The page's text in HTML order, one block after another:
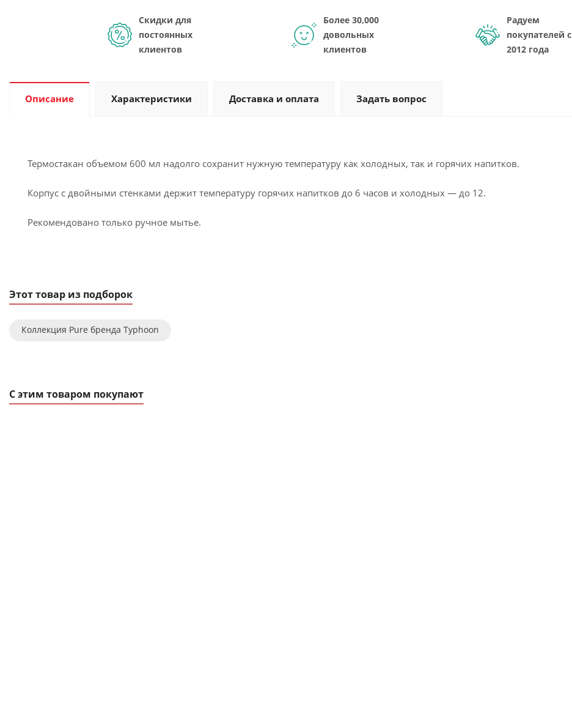
Скидки для
постоянных
клиентов
Более 30,000
довольных
клиентов
Радуем
покупателей с
2012 года
Описание Характеристики Доставка и оплата Задать вопрос
Термостакан объемом 600 мл надолго сохранит нужную температуру как холодных, так и горячих напитков.
Корпус с двойными стенками держит температуру горячих напитков до 6 часов и холодных — до 12.
Рекомендовано только ручное мытье.
Этот товар из подборок
Коллекция Pure бренда Typhoon
С этим товаром покупают